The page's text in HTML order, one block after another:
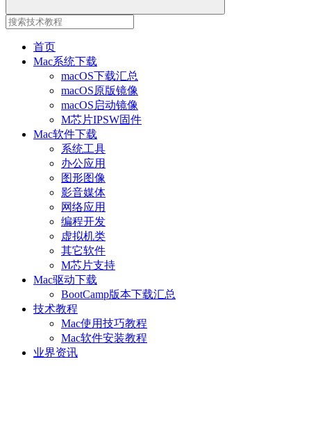
首页
Mac系统下载
macOS下载汇总
macOS原版镜像
macOS启动镜像
M芯片IPSW固件
Mac软件下载
系统工具
办公应用
图形图像
影音媒体
网络应用
编程开发
虚拟机类
其它软件
M芯片支持
Mac驱动下载
BootCamp版本下载汇总
技术教程
Mac使用技巧教程
Mac软件安装教程
业界资讯